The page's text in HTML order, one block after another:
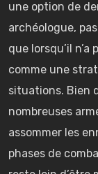
une option de
archéologue,
que lorsqu’il
comme une
situations. Bien
nombreuses
assommer les
phases de